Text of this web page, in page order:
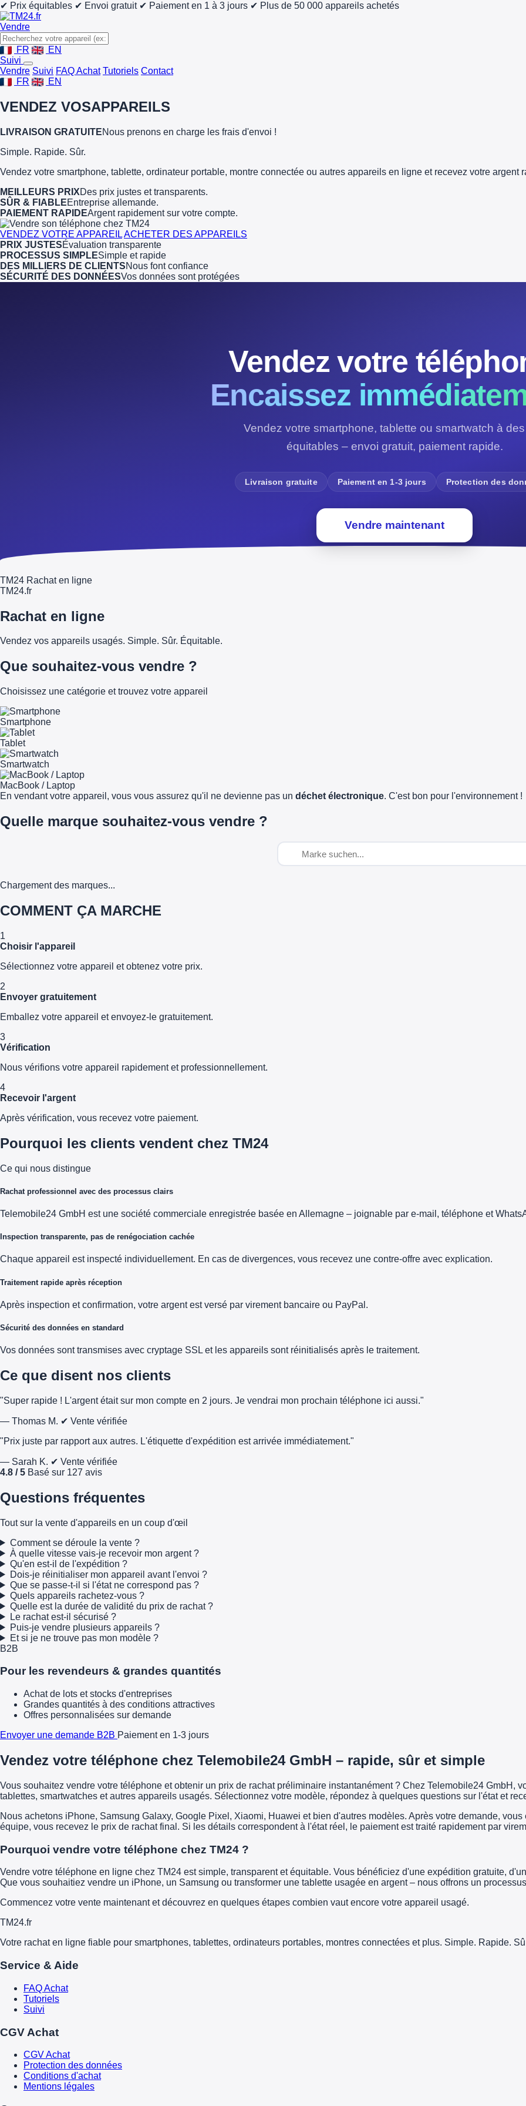
✔ Prix équitables ✔ Envoi gratuit ✔ Paiement en 1 à 3 jours ✔ Plus de 50 000 appareils achetés
Vendre
FR
EN
Suivi
Vendre Suivi FAQ Achat Tutoriels Contact
FR
EN
VENDEZ VOSAPPAREILS
LIVRAISON GRATUITENous prenons en charge les frais d'envoi !
Simple. Rapide. Sûr.
Vendez votre smartphone, tablette, ordinateur portable, montre connectée ou autres appareils en ligne et recevez votre argent
MEILLEURS PRIXDes prix justes et transparents.
SÛR & FIABLEEntreprise allemande.
PAIEMENT RAPIDEArgent rapidement sur votre compte.
VENDEZ VOTRE APPAREILACHETER DES APPAREILS
PRIX JUSTESÉvaluation transparente
PROCESSUS SIMPLESimple et rapide
DES MILLIERS DE CLIENTSNous font confiance
SÉCURITÉ DES DONNÉESVos données sont protégées
Vendez votre
Encaissez
Vendez votre smartphone, tablette ou smartwatch à
équitables – envoi gratuit, paiement rapide.
Livraison gratuite Paiement en 1-3 jours Protection des
Vendre maintenant
TM24 Rachat en ligne
TM24.fr
Rachat en ligne
Vendez vos appareils usagés. Simple. Sûr. Équitable.
Que souhaitez-vous vendre ?
Choisissez une catégorie et trouvez votre appareil
Smartphone
Tablet
Smartwatch
MacBook / Laptop
En vendant votre appareil, vous vous assurez qu'il ne devienne pas un déchet électronique. C'est bon pour l'environnement !
Quelle marque souhaitez-vous vendre ?
Chargement des marques...
COMMENT ÇA MARCHE
1
Choisir l'appareil
Sélectionnez votre appareil et obtenez votre prix.
2
Envoyer gratuitement
Emballez votre appareil et envoyez-le gratuitement.
3
Vérification
Nous vérifions votre appareil rapidement et professionnellement.
4
Recevoir l'argent
Après vérification, vous recevez votre paiement.
Pourquoi les clients vendent chez TM24
Ce qui nous distingue
Rachat professionnel avec des processus clairs
Telemobile24 GmbH est une société commerciale enregistrée basée en Allemagne – joignable par e-mail, téléphone et
Inspection transparente, pas de renégociation cachée
Chaque appareil est inspecté individuellement. En cas de divergences, vous recevez une contre-offre avec explication.
Traitement rapide après réception
Après inspection et confirmation, votre argent est versé par virement bancaire ou PayPal.
Sécurité des données en standard
Vos données sont transmises avec cryptage SSL et les appareils sont réinitialisés après le traitement.
Ce que disent nos clients
"Super rapide ! L'argent était sur mon compte en 2 jours. Je vendrai mon prochain téléphone ici aussi."
— Thomas M. ✔ Vente vérifiée
"Prix juste par rapport aux autres. L'étiquette d'expédition est arrivée immédiatement."
— Sarah K. ✔ Vente vérifiée
4.8 / 5 Basé sur 127 avis
Questions fréquentes
Tout sur la vente d'appareils en un coup d'œil
Comment se déroule la vente ?
À quelle vitesse vais-je recevoir mon argent ?
Qu'en est-il de l'expédition ?
Dois-je réinitialiser mon appareil avant l'envoi ?
Que se passe-t-il si l'état ne correspond pas ?
Quels appareils rachetez-vous ?
Quelle est la durée de validité du prix de rachat ?
Le rachat est-il sécurisé ?
Puis-je vendre plusieurs appareils ?
Et si je ne trouve pas mon modèle ?
B2B
Pour les revendeurs & grandes quantités
Achat de lots et stocks d'entreprises
Grandes quantités à des conditions attractives
Offres personnalisées sur demande
Envoyer une demande B2B Paiement en 1-3 jours
Vendez votre téléphone chez Telemobile24 GmbH – rapide, sûr et simple
Vous souhaitez vendre votre téléphone et obtenir un prix de rachat préliminaire instantanément ? Chez Telemobile24 GmbH,
tablettes, smartwatches et autres appareils usagés. Sélectionnez votre modèle, répondez à quelques questions sur l'état et
Nous achetons iPhone, Samsung Galaxy, Google Pixel, Xiaomi, Huawei et bien d'autres modèles. Après votre demande,
équipe, vous recevez le prix de rachat final. Si les détails correspondent à l'état réel, le paiement est traité rapidement par
Pourquoi vendre votre téléphone chez TM24 ?
Vendre votre téléphone en ligne chez TM24 est simple, transparent et équitable. Vous bénéficiez d'une expédition gratuite,
Que vous souhaitiez vendre un iPhone, un Samsung ou transformer une tablette usagée en argent – nous offrons un
Commencez votre vente maintenant et découvrez en quelques étapes combien vaut encore votre appareil usagé.
TM24.fr
Votre rachat en ligne fiable pour smartphones, tablettes, ordinateurs portables, montres connectées et plus. Simple. Rapide.
Service & Aide
FAQ Achat
Tutoriels
Suivi
CGV Achat
CGV Achat
Protection des données
Conditions d'achat
Mentions légales